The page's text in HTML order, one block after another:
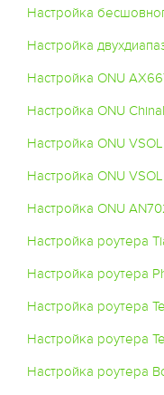
Настройка
Настройка
Настройка ONU
Настройка ONU
Настройка ONU
Настройка ONU
Настройка ONU
Настройка роутера
Настройка роутера
Настройка роутера
Настройка роутера
Настройка роутера